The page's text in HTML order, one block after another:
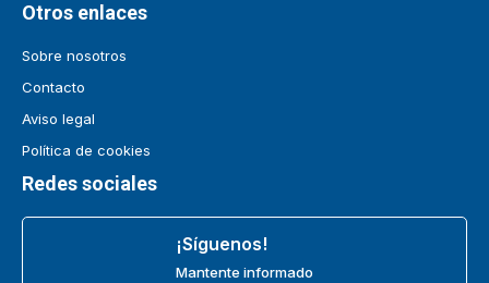
Otros enlaces
Sobre nosotros
Contacto
Aviso legal
Política de cookies
Redes sociales
¡Síguenos!
Mantente informado